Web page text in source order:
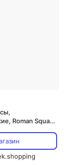
Roman Square